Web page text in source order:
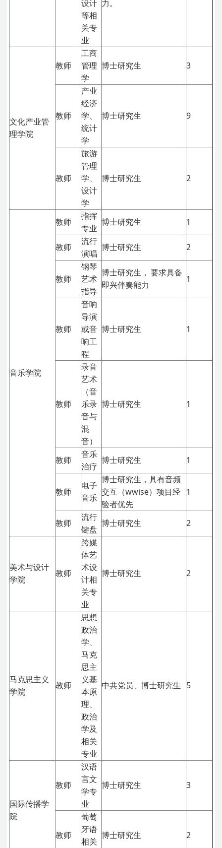
设计
等相
关专
业
力。
文化产业管
理学院
教师
工商
管理
学
博士研究生 3
教师
产业
经济
学、
统计
学
博士研究生 9
教师
旅游
管理
学、
设计
学
博士研究生 2
音乐学院
教师
指挥
专业
博士研究生 1
教师
流行
演唱
博士研究生 2
教师
钢琴
艺术
指导
博士研究生， 要求具备
即兴伴奏能力
1
教师
音响
导演
或音
响工
程
博士研究生 1
教师
录音
艺术
（音
乐录
音与
混
音）
博士研究生 1
教师
音乐
治疗
博士研究生 1
教师
电子
音乐
博士研究生，具有音频
交互（wwise）项目经
验者优先
1
教师
流行
键盘
博士研究生 2
美术与设计
学院
教师
跨媒
体艺
术设
计相
关专
业
博士研究生 2
马克思主义
学院
教师
思想
政治
学、
马克
思主
义基
本原
理、
政治
学及
相关
专业
中共党员、博士研究生 5
国际传播学
院
教师
汉语
言文
学专
业
博士研究生 3
教师
葡萄
牙语
相关
博士研究生 2